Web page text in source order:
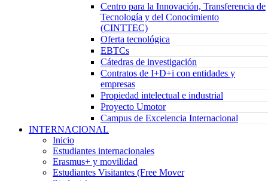
Centro para la Innovación, Transferencia de
Tecnología y del Conocimiento
(CINTTEC)
Oferta tecnológica
EBTCs
Cátedras de investigación
Contratos de I+D+i con entidades y
empresas
Propiedad intelectual e industrial
Proyecto Umotor
Campus de Excelencia Internacional
INTERNACIONAL
Inicio
Estudiantes internacionales
Erasmus+ y movilidad
Estudiantes Visitantes (Free Mover